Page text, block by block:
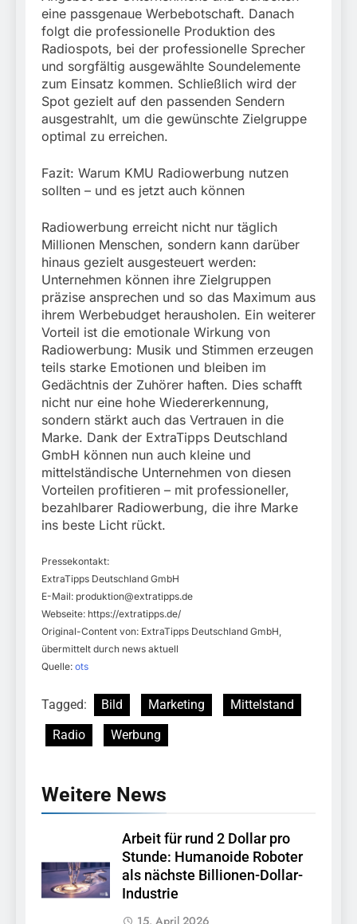
eine passgenaue Werbebotschaft. Danach
folgt die professionelle Produktion des
Radiospots, bei der professionelle Sprecher
und sorgfältig ausgewählte Soundelemente
zum Einsatz kommen. Schließlich wird der
Spot gezielt auf den passenden Sendern
ausgestrahlt, um die gewünschte Zielgruppe
optimal zu erreichen.
Fazit: Warum KMU Radiowerbung nutzen
sollten – und es jetzt auch können
Radiowerbung erreicht nicht nur täglich
Millionen Menschen, sondern kann darüber
hinaus gezielt ausgesteuert werden:
Unternehmen können ihre Zielgruppen
präzise ansprechen und so das Maximum aus
ihrem Werbebudget herausholen. Ein weiterer
Vorteil ist die emotionale Wirkung von
Radiowerbung: Musik und Stimmen erzeugen
teils starke Emotionen und bleiben im
Gedächtnis der Zuhörer haften. Dies schafft
nicht nur eine hohe Wiedererkennung,
sondern stärkt auch das Vertrauen in die
Marke. Dank der ExtraTipps Deutschland
GmbH können nun auch kleine und
mittelständische Unternehmen von diesen
Vorteilen profitieren – mit professioneller,
bezahlbarer Radiowerbung, die ihre Marke
ins beste Licht rückt.
Pressekontakt:
ExtraTipps Deutschland GmbH
E-Mail: produktion@extratipps.de
Webseite: https://extratipps.de/
Original-Content von: ExtraTipps Deutschland GmbH,
übermittelt durch news aktuell
Quelle: ots
Tagged: Bild Marketing
Mittelstand
Radio
Werbung
Weitere News
Arbeit für rund 2 Dollar pro
Stunde: Humanoide Roboter
als nächste Billionen-Dollar-
Industrie
15. April 2026